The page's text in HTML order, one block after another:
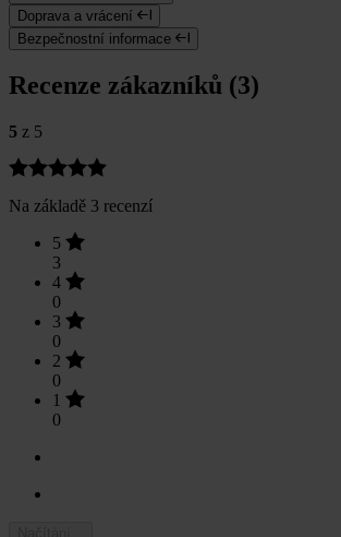
Doprava a vrácení
Bezpečnostní informace
Recenze zákazníků (3)
5 z 5
Na základě 3 recenzí
5
3
4
0
3
0
2
0
1
0